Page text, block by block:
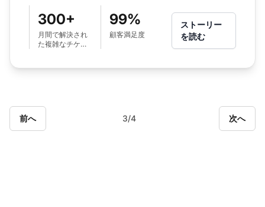
300+
月間で解決され
た複雑なチケッ
99%
顧客満足度
ストーリー
を読む
前へ 3/4 次へ